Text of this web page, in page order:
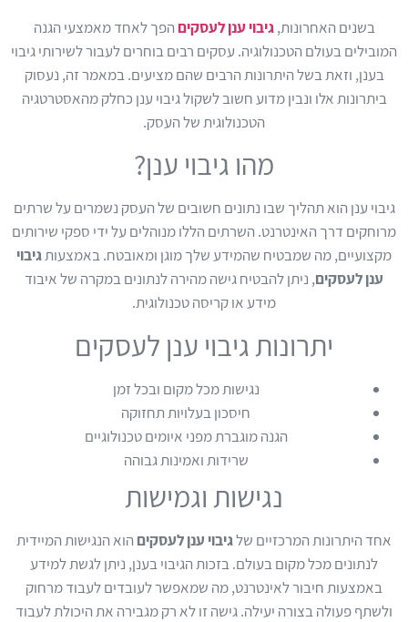
בשנים האחרונות,גיבוי ענן לעסקים הפך לאחד מאמצעי הגנה
המובילים בעולם הטכנולוגיה. עסקים רבים בוחרים לעבור לשירותי גיבוי
בענן, וזאת בשל היתרונות הרבים שהם מציעים. במאמר זה, נעסוק
ביתרונות אלו ונבין מדוע חשוב לשקול גיבוי ענן כחלק מהאסטרטגיה
הטכנולוגית של העסק.
מהו גיבוי ענן?
גיבוי ענן הוא תהליך שבו נתונים חשובים של העסק נשמרים על שרתים
מרוחקים דרך האינטרנט. השרתים הללו מנוהלים על ידי ספקי שירותים
מקצועיים, מה שמבטיח שהמידע שלך מוגן ומאובטח. באמצעותגיבוי
ענן לעסקים, ניתן להבטיח גישה מהירה לנתונים במקרה של איבוד
מידע או קריסה טכנולוגית.
יתרונות גיבוי ענן לעסקים
נגישות מכל מקום ובכל זמן
חיסכון בעלויות תחזוקה
הגנה מוגברת מפני איומים טכנולוגיים
שרידות ואמינות גבוהה
נגישות וגמישות
אחד היתרונות המרכזיים שלגיבוי ענן לעסקים הוא הנגישות המיידית
לנתונים מכל מקום בעולם. בזכות הגיבוי בענן, ניתן לגשת למידע
באמצעות חיבור לאינטרנט, מה שמאפשר לעובדים לעבוד מרחוק
ולשתף פעולה בצורה יעילה. גישה זו לא רק מגבירה את היכולת לעבוד